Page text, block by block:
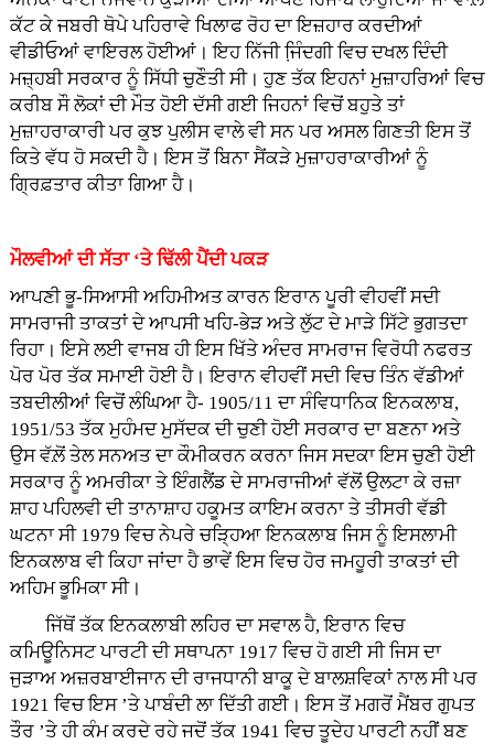
ਕੱਟ ਕੇ ਜਬਰੀ ਥੋਪੇ ਪਹਿਰਾਵੇ ਖਿਲਾਫ ਰੋਹ ਦਾ ਇਜ਼ਹਾਰ ਕਰਦੀਆਂ
ਵੀਡੀਓਆਂ ਵਾਇਰਲ ਹੋਈਆਂ। ਇਹ ਨਿੱਜੀ ਜਿ਼ੰਦਗੀ ਵਿਚ ਦਖਲ ਦਿੰਦੀ
ਮਜ਼੍ਹਬੀ ਸਰਕਾਰ ਨੂੰ ਸਿੱਧੀ ਚੁਣੌਤੀ ਸੀ। ਹੁਣ ਤੱਕ ਇਹਨਾਂ ਮੁਜ਼ਾਹਰਿਆਂ ਵਿਚ
ਕਰੀਬ ਸੌ ਲੋਕਾਂ ਦੀ ਮੌਤ ਹੋਈ ਦੱਸੀ ਗਈ ਜਿਹਨਾਂ ਵਿਚੋਂ ਬਹੁਤੇ ਤਾਂ
ਮੁਜ਼ਾਹਰਾਕਾਰੀ ਪਰ ਕੁਝ ਪੁਲੀਸ ਵਾਲੇ ਵੀ ਸਨ ਪਰ ਅਸਲ ਗਿਣਤੀ ਇਸ ਤੋਂ
ਕਿਤੇ ਵੱਧ ਹੋ ਸਕਦੀ ਹੈ। ਇਸ ਤੋਂ ਬਿਨਾ ਸੈਂਕੜੇ ਮੁਜ਼ਾਹਰਾਕਾਰੀਆਂ ਨੂੰ
ਗ੍ਰਿਫ਼ਤਾਰ ਕੀਤਾ ਗਿਆ ਹੈ।
ਮੌਲਵੀਆਂ ਦੀ ਸੱਤਾ ‘ਤੇ ਢਿੱਲੀ ਪੈਂਦੀ ਪਕੜ
ਆਪਣੀ ਭੂ-ਸਿਆਸੀ ਅਹਿਮੀਅਤ ਕਾਰਨ ਇਰਾਨ ਪੂਰੀ ਵੀਹਵੀਂ ਸਦੀ
ਸਾਮਰਾਜੀ ਤਾਕਤਾਂ ਦੇ ਆਪਸੀ ਖਹਿ-ਭੇੜ ਅਤੇ ਲੁੱਟ ਦੇ ਮਾੜੇ ਸਿੱਟੇ ਭੁਗਤਦਾ
ਰਿਹਾ। ਇਸੇ ਲਈ ਵਾਜਬ ਹੀ ਇਸ ਖਿੱਤੇ ਅੰਦਰ ਸਾਮਰਾਜ ਵਿਰੋਧੀ ਨਫਰਤ
ਪੋਰ ਪੋਰ ਤੱਕ ਸਮਾਈ ਹੋਈ ਹੈ। ਇਰਾਨ ਵੀਹਵੀਂ ਸਦੀ ਵਿਚ ਤਿੰਨ ਵੱਡੀਆਂ
ਤਬਦੀਲੀਆਂ ਵਿਚੋਂ ਲੰਘਿਆ ਹੈ- 1905/11 ਦਾ ਸੰਵਿਧਾਨਿਕ ਇਨਕਲਾਬ,
1951/53 ਤੱਕ ਮੁਹੰਮਦ ਮੁਸੱਦਕ ਦੀ ਚੁਣੀ ਹੋਈ ਸਰਕਾਰ ਦਾ ਬਣਨਾ ਅਤੇ
ਉਸ ਵੱਲ਼ੋਂ ਤੇਲ ਸਨਅਤ ਦਾ ਕੌਮੀਕਰਨ ਕਰਨਾ ਜਿਸ ਸਦਕਾ ਇਸ ਚੁਣੀ ਹੋਈ
ਸਰਕਾਰ ਨੂੰ ਅਮਰੀਕਾ ਤੇ ਇੰਗਲੈਂਡ ਦੇ ਸਾਮਰਾਜੀਆਂ ਵੱਲੋਂ ਉਲਟਾ ਕੇ ਰਜ਼ਾ
ਸ਼ਾਹ ਪਹਿਲਵੀ ਦੀ ਤਾਨਾਸ਼ਾਹ ਹਕੂਮਤ ਕਾਇਮ ਕਰਨਾ ਤੇ ਤੀਸਰੀ ਵੱਡੀ
ਘਟਨਾ ਸੀ 1979 ਵਿਚ ਨੇਪਰੇ ਚੜ੍ਹਿਆ ਇਨਕਲਾਬ ਜਿਸ ਨੂੰ ਇਸਲਾਮੀ
ਇਨਕਲਾਬ ਵੀ ਕਿਹਾ ਜਾਂਦਾ ਹੈ ਭਾਵੇਂ ਇਸ ਵਿਚ ਹੋਰ ਜਮਹੂਰੀ ਤਾਕਤਾਂ ਦੀ
ਅਹਿਮ ਭੂਮਿਕਾ ਸੀ।
ਜਿੱਥੋਂ ਤੱਕ ਇਨਕਲਾਬੀ ਲਹਿਰ ਦਾ ਸਵਾਲ ਹੈ, ਇਰਾਨ ਵਿਚ
ਕਮਿਊਨਿਸਟ ਪਾਰਟੀ ਦੀ ਸਥਾਪਨਾ 1917 ਵਿਚ ਹੋ ਗਈ ਸੀ ਜਿਸ ਦਾ
ਜੁੜਾਅ ਅਜ਼ਰਬਾਈਜਾਨ ਦੀ ਰਾਜਧਾਨੀ ਬਾਕੂ ਦੇ ਬਾਲਸ਼ਵਿਕਾਂ ਨਾਲ ਸੀ ਪਰ
1921 ਵਿਚ ਇਸ ’ਤੇ ਪਾਬੰਦੀ ਲਾ ਦਿੱਤੀ ਗਈ। ਇਸ ਤੋਂ ਮਗਰੋਂ ਮੈਂਬਰ ਗੁਪਤ
ਤੌਰ ’ਤੇ ਹੀ ਕੰਮ ਕਰਦੇ ਰਹੇ ਜਦੋਂ ਤੱਕ 1941 ਵਿਚ ਤੂਦੇਹ ਪਾਰਟੀ ਨਹੀਂ ਬਣ